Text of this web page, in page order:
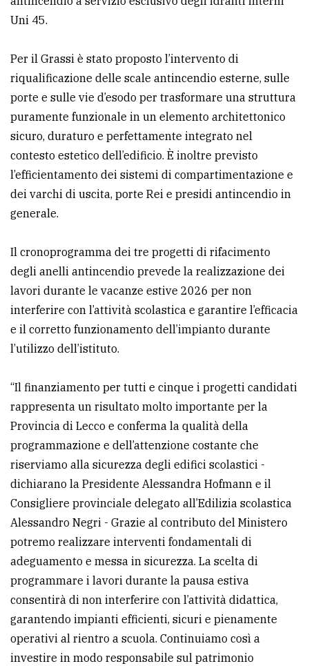
Uni 45.
Per il Grassi è stato proposto l’intervento di
riqualificazione delle scale antincendio esterne, sulle
porte e sulle vie d’esodo per trasformare una struttura
puramente funzionale in un elemento architettonico
sicuro, duraturo e perfettamente integrato nel
contesto estetico dell’edificio. È inoltre previsto
l’efficientamento dei sistemi di compartimentazione e
dei varchi di uscita, porte Rei e presidi antincendio in
generale.
Il cronoprogramma dei tre progetti di rifacimento
degli anelli antincendio prevede la realizzazione dei
lavori durante le vacanze estive 2026 per non
interferire con l’attività scolastica e garantire l’efficacia
e il corretto funzionamento dell’impianto durante
l’utilizzo dell’istituto.
“Il finanziamento per tutti e cinque i progetti candidati
rappresenta un risultato molto importante per la
Provincia di Lecco e conferma la qualità della
programmazione e dell’attenzione costante che
riserviamo alla sicurezza degli edifici scolastici -
dichiarano la Presidente Alessandra Hofmann e il
Consigliere provinciale delegato all’Edilizia scolastica
Alessandro Negri - Grazie al contributo del Ministero
potremo realizzare interventi fondamentali di
adeguamento e messa in sicurezza. La scelta di
programmare i lavori durante la pausa estiva
consentirà di non interferire con l’attività didattica,
garantendo impianti efficienti, sicuri e pienamente
operativi al rientro a scuola. Continuiamo così a
investire in modo responsabile sul patrimonio